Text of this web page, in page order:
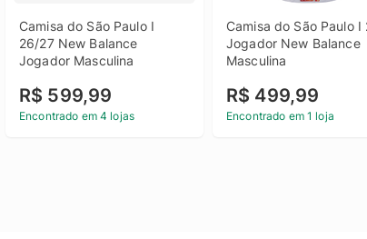
Camisa do São Paulo I
26/27 New Balance
Jogador Masculina
R$ 599,99
Encontrado em 4 lojas
Camisa do São Paulo I
Jogador New Balance
Masculina
R$ 499,99
Encontrado em 1 loja